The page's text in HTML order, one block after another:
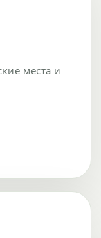
места и